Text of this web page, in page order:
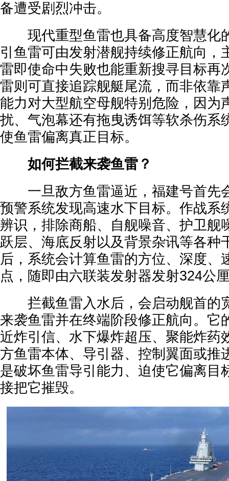
备遭受剧烈冲击。
现代重型鱼雷也具备高度智慧化
引鱼雷可由发射潜舰持续修正航向，
雷即使命中失败也能重新搜寻目标再
雷则可直接追踪舰艇尾流，而非依靠
能力对大型航空母舰特别危险，因为
扰、气泡幕还有拖曳诱饵等软杀伤系
使鱼雷偏离真正目标。
如何拦截来袭鱼雷？
一旦敌方鱼雷逼近，福建号首先
预警系统发现高速水下目标。作战系
辨识，排除商船、自舰噪音、护卫舰
跃层、海底反射以及背景杂讯等各种
后，系统会计算鱼雷的方位、深度、
点，随即由六联装发射器发射324公
拦截鱼雷入水后，会启动舰首的
来袭鱼雷并在终端阶段修正航向。它
近炸引信、水下爆炸超压、聚能炸药
方鱼雷本体、导引器、控制翼面或推
是破坏鱼雷导引能力、迫使它偏离目
接把它摧毁。